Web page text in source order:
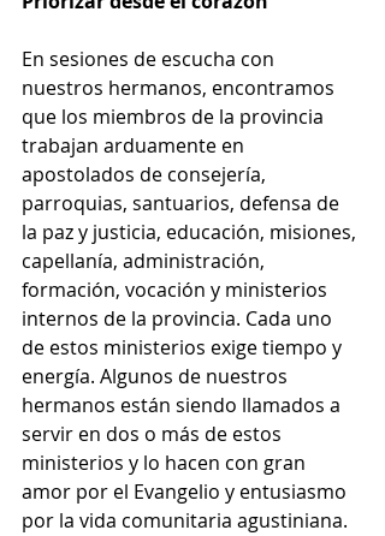
En sesiones de escucha con
nuestros hermanos, encontramos
que los miembros de la provincia
trabajan arduamente en
apostolados de consejería,
parroquias, santuarios, defensa de
la paz y justicia, educación, misiones,
capellanía, administración,
formación, vocación y ministerios
internos de la provincia. Cada uno
de estos ministerios exige tiempo y
energía. Algunos de nuestros
hermanos están siendo llamados a
servir en dos o más de estos
ministerios y lo hacen con gran
amor por el Evangelio y entusiasmo
por la vida comunitaria agustiniana.